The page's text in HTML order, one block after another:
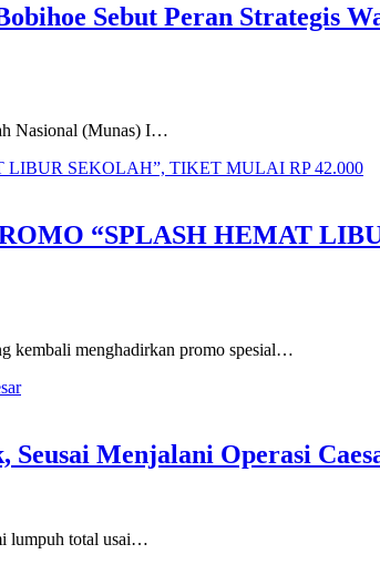
Sebut Peran Strategis
Nasional (Munas) I…
“SPLASH HEMAT
kembali menghadirkan promo spesial…
Menjalani Operasi
lumpuh total usai…